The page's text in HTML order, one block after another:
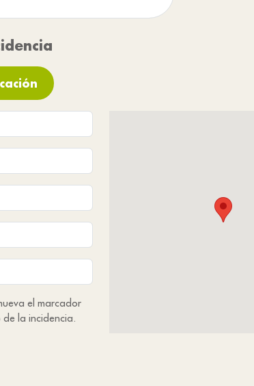
el marcador
la incidencia.